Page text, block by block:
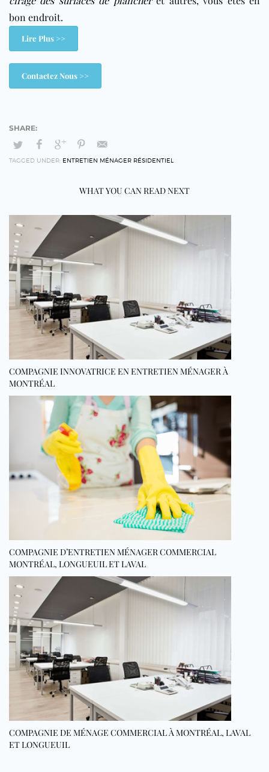
bon endroit.
Lire Plus >>
Contactez Nous >>
TAGGED UNDER: ENTRETIEN MÉNAGER RÉSIDENTIEL
WHAT YOU CAN READ NEXT
COMPAGNIE INNOVATRICE EN ENTRETIEN MÉNAGER À
MONTRÉAL
COMPAGNIE D’ENTRETIEN MÉNAGER COMMERCIAL
MONTRÉAL, LONGUEUIL ET LAVAL
COMPAGNIE DE MÉNAGE COMMERCIAL À MONTRÉAL, LAVAL
ET LONGUEUIL